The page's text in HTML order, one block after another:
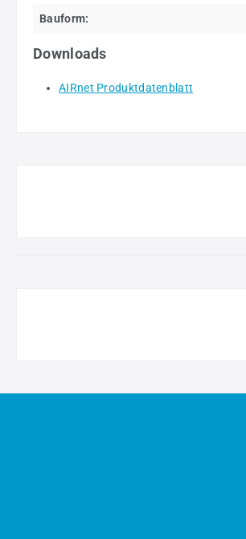
Bauform:
Downloads
AIRnet Produktdatenblatt